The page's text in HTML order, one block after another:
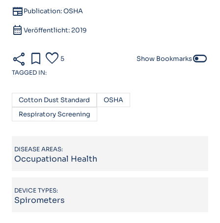
newspaperPublication: OSHA
calendar_month Veröffentlicht: 2019
share bookmark favorite 5 Show Bookmarkstoggle_off
TAGGED IN:
Cotton Dust Standard
OSHA
Respiratory Screening
DISEASE AREAS:
Occupational Health
DEVICE TYPES:
Spirometers